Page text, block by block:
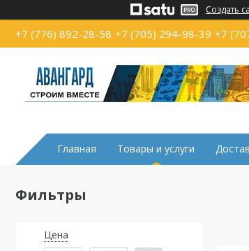
Создать
+7 (776) 892-28-58 +7 (705) 294-98-39 +7
Главная Товары и услуги
Фильтры
Цена